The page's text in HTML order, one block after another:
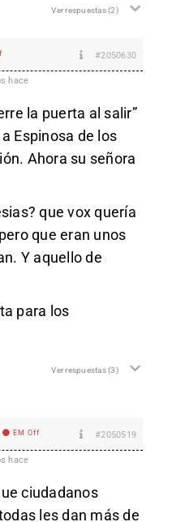
Ver respuestas(2)
#2050630
hace
la puerta al salir”
Espinosa de los
Ahora su señora
que vox quería
que eran unos
Y aquello de
para los
Ver respuestas(3)
EM Off #2050519
hace
ciudadanos
les dan más de